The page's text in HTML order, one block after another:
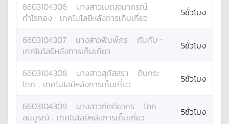
6603104306 นางสาวเบญจมาภรณ์
กำไรทอง : เทคโนโลยีหลังการเก็บเกี่ยว 5ชั่วโมง
6603104307 นางสาวพิมพ์ภร กันทับ :
เทคโนโลยีหลังการเก็บเกี่ยว
5ชั่วโมง
6603104308 นางสาวสุภัสสรา
ตีบกระ
โทก : เทคโนโลยีหลังการเก็บเกี่ยว 5ชั่วโมง
6603104309 นางสาวกิตติยากร
โภค
สมบูรณ์ : เทคโนโลยีหลังการเก็บเกี่ยว 5ชั่วโมง